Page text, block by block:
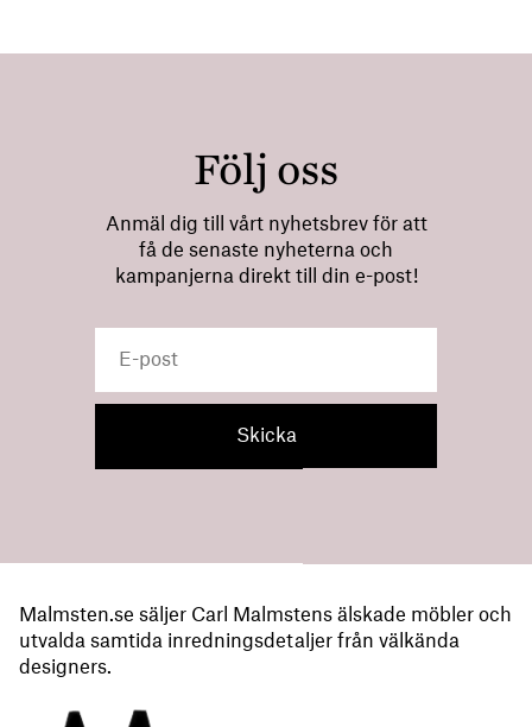
Följ oss
Anmäl dig till vårt nyhetsbrev för att
få de senaste nyheterna och
kampanjerna direkt till din e-post!
Malmsten.se säljer Carl Malmstens älskade möbler och
utvalda samtida inredningsdetaljer från välkända
designers.